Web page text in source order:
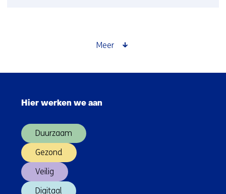
energierenovaties
Meer
Hier werken we aan
Duurzaam
Gezond
Veilig
Digitaal